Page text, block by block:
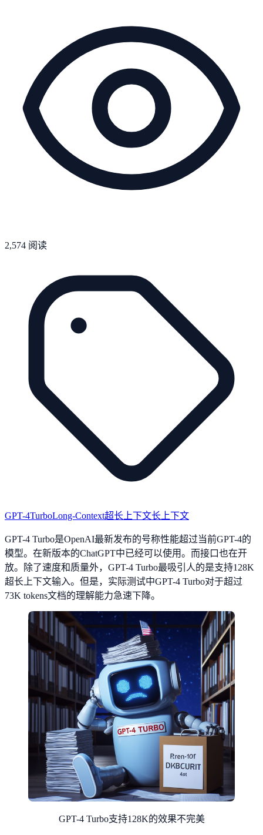
2,574 阅读
GPT-4TurboLong-Context超长上下文长上下文
GPT-4 Turbo是OpenAI最新发布的号称性能超过当前GPT-4的
模型。在新版本的ChatGPT中已经可以使用。而接口也在开
放。除了速度和质量外，GPT-4 Turbo最吸引人的是支持128K
超长上下文输入。但是，实际测试中GPT-4 Turbo对于超过
73K tokens文档的理解能力急速下降。
GPT-4 Turbo支持128K的效果不完美